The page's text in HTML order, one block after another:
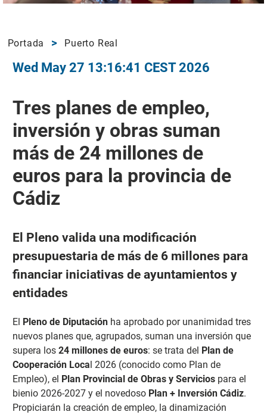
Portada Puerto Real
Wed May 27 13:16:41 CEST 2026
Tres planes de empleo,
inversión y obras suman
más de 24 millones de
euros para la provincia de
Cádiz
El Pleno valida una modificación
presupuestaria de más de 6 millones para
financiar iniciativas de ayuntamientos y
entidades
El Pleno de Diputaciónha aprobado por unanimidad tres
nuevos planes que, agrupados, suman una inversión que
supera los 24 millones de euros: se trata del Plan de
Cooperación Local 2026 (conocido como Plan de
Empleo), el Plan Provincial de Obras y Servicios para el
bienio 2026-2027 y el novedoso Plan + Inversión Cádiz.
Propiciarán la creación de empleo, la dinamización